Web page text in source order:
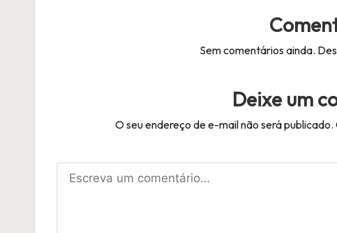
Sem comentários ainda.
Deixe um
O seu endereço de e-mail não será publicado.